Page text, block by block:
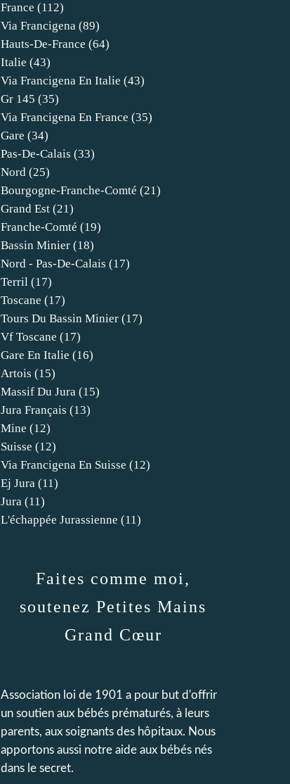
France (112)
Via Francigena (89)
Hauts-De-France (64)
Italie (43)
Via Francigena En Italie (43)
Gr 145 (35)
Via Francigena En France (35)
Gare (34)
Pas-De-Calais (33)
Nord (25)
Bourgogne-Franche-Comté (21)
Grand Est (21)
Franche-Comté (19)
Bassin Minier (18)
Nord - Pas-De-Calais (17)
Terril (17)
Toscane (17)
Tours Du Bassin Minier (17)
Vf Toscane (17)
Gare En Italie (16)
Artois (15)
Massif Du Jura (15)
Jura Français (13)
Mine (12)
Suisse (12)
Via Francigena En Suisse (12)
Ej Jura (11)
Jura (11)
L'échappée Jurassienne (11)
Faites comme moi,
soutenez Petites Mains
Grand Cœur
Association loi de 1901 a pour but d'offrir
un soutien aux bébés prématurés, à leurs
parents, aux soignants des hôpitaux. Nous
apportons aussi notre aide aux bébés nés
dans le secret.